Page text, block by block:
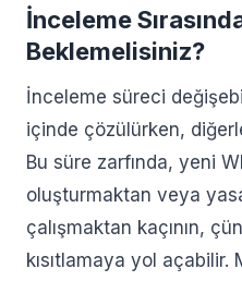
İnceleme
Beklemelisiniz?
İnceleme süreci
içinde çözülürken,
Bu süre zarfında, yeni
oluşturmaktan veya
çalışmaktan kaçının,
kısıtlamaya yol